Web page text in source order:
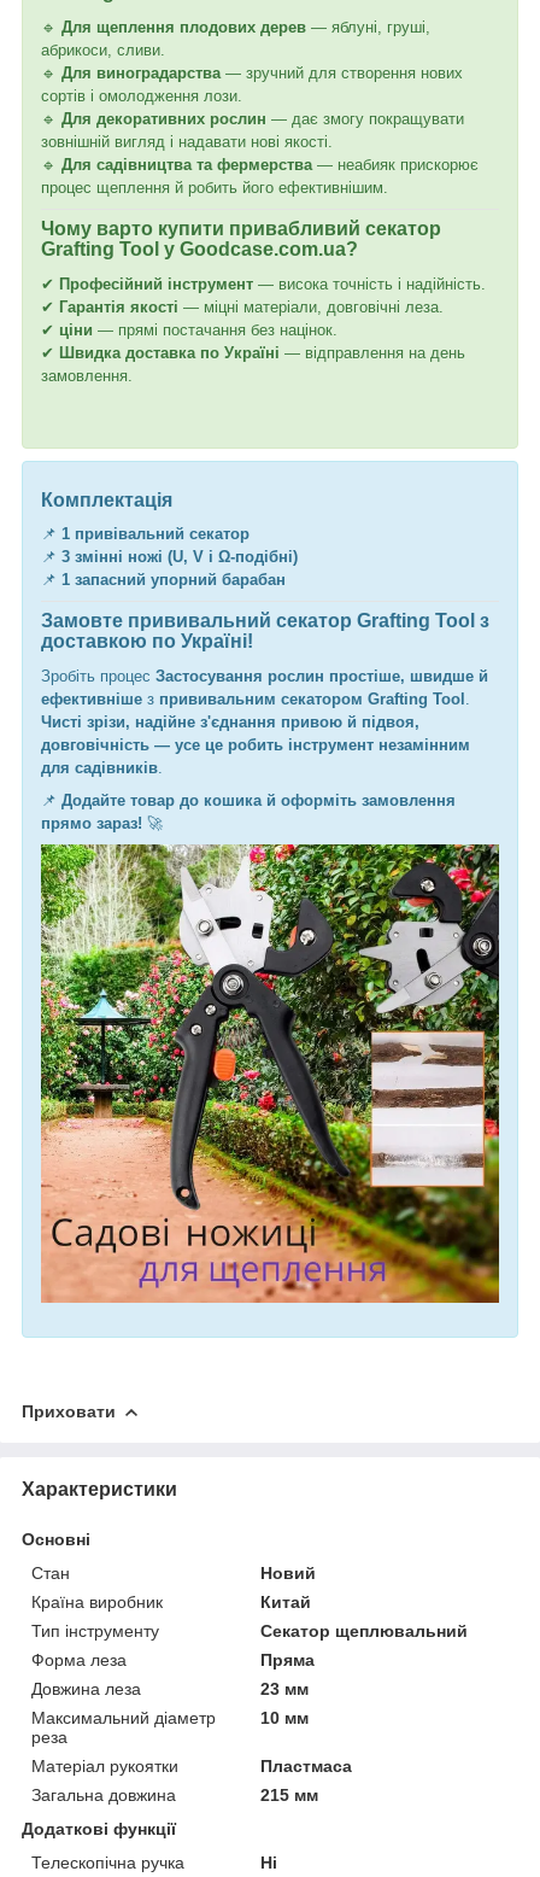
🔹 Для щеплення плодових дерев — яблуні, груші,
абрикоси, сливи.
🔹 Для виноградарства— зручний для створення нових
сортів і омолодження лози.
🔹 Для декоративних рослин — дає змогу покращувати
зовнішній вигляд і надавати нові якості.
🔹 Для садівництва та фермерства— неабияк прискорює
процес щеплення й робить його ефективнішим.
Чому варто купити привабливий секатор
Grafting Tool у Goodcase.com.ua?
✔ Професійний інструмент — висока точність і надійність.
✔ Гарантія якості — міцні матеріали, довговічні леза.
✔ ціни — прямі постачання без націнок.
✔ Швидка доставка по Україні — відправлення на день
замовлення.
Комплектація
📌 1 привівальний секатор
📌 3 змінні ножі (U, V і Ω-подібні)
📌 1 запасний упорний барабан
Замовте прививальний секатор Grafting Tool з
доставкою по Україні!
Зробіть процес Застосування рослин простіше, швидше й
ефективніше з прививальним секатором Grafting Tool
Чисті зрізи, надійне з'єднання привою й підвоя,
довговічність — усе це робить інструмент незамінним
для садівників
📌 Додайте товар до кошика й оформіть замовлення
прямо зараз! 🚀
Приховати
Характеристики
Основні
Стан
Новий
Країна виробник
Китай
Тип інструменту
Секатор щеплювальний
Форма леза
Пряма
Довжина леза
23 мм
Максимальний діаметр
реза
10 мм
Матеріал рукоятки
Пластмаса
Загальна довжина
215 мм
Додаткові функції
Телескопічна ручка
Ні